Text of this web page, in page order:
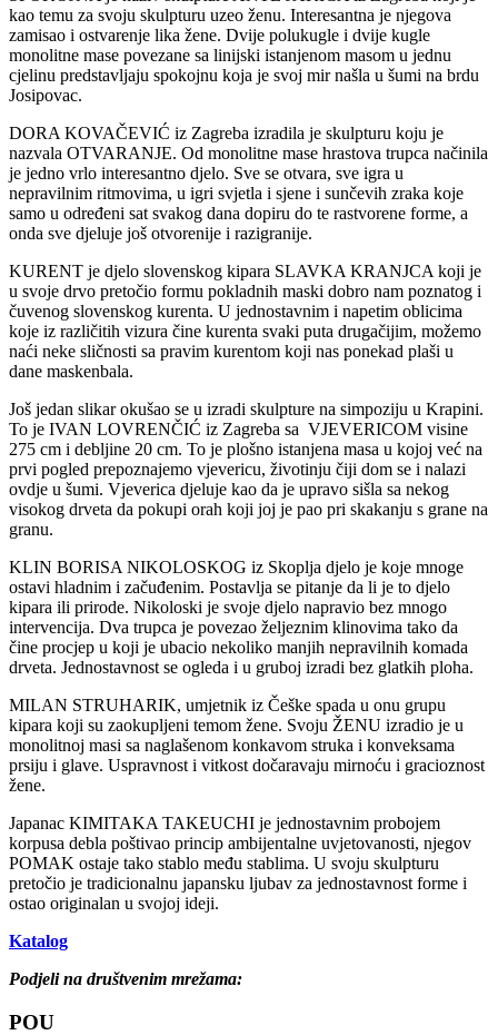
kao temu za svoju skulpturu uzeo ženu. Interesantna je njegova
zamisao i ostvarenje lika žene. Dvije polukugle i dvije kugle
monolitne mase povezane sa linijski istanjenom masom u jednu
cjelinu predstavljaju spokojnu koja je svoj mir našla u šumi na brdu
Josipovac.
DORA KOVAČEVIĆ iz Zagreba izradila je skulpturu koju je
nazvala OTVARANJE. Od monolitne mase hrastova trupca načinila
je jedno vrlo interesantno djelo. Sve se otvara, sve igra u
nepravilnim ritmovima, u igri svjetla i sjene i sunčevih zraka koje
samo u određeni sat svakog dana dopiru do te rastvorene forme, a
onda sve djeluje još otvorenije i razigranije.
KURENT je djelo slovenskog kipara SLAVKA KRANJCA koji je
u svoje drvo pretočio formu pokladnih maski dobro nam poznatog i
čuvenog slovenskog kurenta. U jednostavnim i napetim oblicima
koje iz različitih vizura čine kurenta svaki puta drugačijim, možemo
naći neke sličnosti sa pravim kurentom koji nas ponekad plaši u
dane maskenbala.
Još jedan slikar okušao se u izradi skulpture na simpoziju u Krapini.
To je IVAN LOVRENČIĆ iz Zagreba sa VJEVERICOM visine
275 cm i debljine 20 cm. To je plošno istanjena masa u kojoj već na
prvi pogled prepoznajemo vjevericu, životinju čiji dom se i nalazi
ovdje u šumi. Vjeverica djeluje kao da je upravo sišla sa nekog
visokog drveta da pokupi orah koji joj je pao pri skakanju s grane na
granu.
KLIN BORISA NIKOLOSKOG iz Skoplja djelo je koje mnoge
ostavi hladnim i začuđenim. Postavlja se pitanje da li je to djelo
kipara ili prirode. Nikoloski je svoje djelo napravio bez mnogo
intervencija. Dva trupca je povezao željeznim klinovima tako da
čine procjep u koji je ubacio nekoliko manjih nepravilnih komada
drveta. Jednostavnost se ogleda i u gruboj izradi bez glatkih ploha.
MILAN STRUHARIK, umjetnik iz Češke spada u onu grupu
kipara koji su zaokupljeni temom žene. Svoju ŽENU izradio je u
monolitnoj masi sa naglašenom konkavom struka i konveksama
prsiju i glave. Uspravnost i vitkost dočaravaju mirnoću i gracioznost
žene.
Japanac KIMITAKA TAKEUCHI je jednostavnim probojem
korpusa debla poštivao princip ambijentalne uvjetovanosti, njegov
POMAK ostaje tako stablo među stablima. U svoju skulpturu
pretočio je tradicionalnu japansku ljubav za jednostavnost forme i
ostao originalan u svojoj ideji.
Katalog
Podjeli na društvenim mrežama:
POU